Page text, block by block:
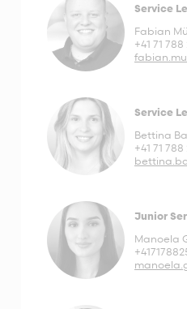
Service
Fabian
+41 71 788
Service
Bettina
+41 71
Junior
Manoela